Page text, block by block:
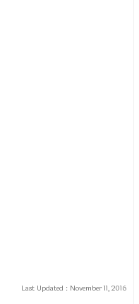
Last Updated : November 11, 2016